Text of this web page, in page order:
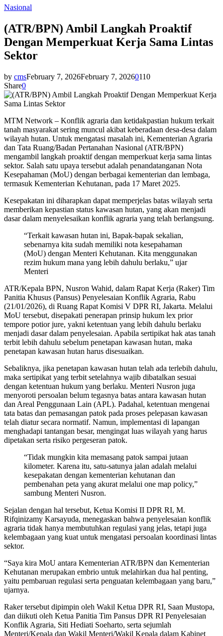
Nasional
(ATR/BPN) Ambil Langkah Proaktif
Dengan Memperkuat Kerja Sama Lintas
Sektor
by cmsFebruary 7, 2026February 7, 20260110
Share0
MTM Network – Konflik agraria dan ketidakpastian hukum terkait
tanah masyarakat sering muncul akibat keberadaan desa-desa dalam
wilayah hutan. Untuk mengatasi masalah ini, Kementerian Agraria
dan Tata Ruang/Badan Pertanahan Nasional (ATR/BPN)
mengambil langkah proaktif dengan memperkuat kerja sama lintas
sektor. Salah satu upaya tersebut adalah penandatanganan Nota
Kesepahaman (MoU) dengan berbagai kementerian dan lembaga,
termasuk Kementerian Kehutanan, pada 17 Maret 2025.
Kesepakatan ini diharapkan dapat memperjelas batas wilayah serta
memberikan kepastian status kawasan hutan, yang akan menjadi
dasar dalam menyelesaikan konflik agraria yang telah berlangsung.
“Terkait kawasan hutan ini, Bapak-bapak sekalian,
sebenarnya kita sudah memiliki nota kesepahaman
(MoU) dengan Menteri Kehutanan. Kita menggunakan
rezim hukum mana yang lebih dahulu berlaku,” ujar
Menteri
ATR/Kepala BPN, Nusron Wahid, dalam Rapat Kerja (Raker) Tim
Panitia Khusus (Pansus) Penyelesaian Konflik Agraria, Rabu
(21/01/2026), di Ruang Rapat Komisi V DPR RI, Jakarta. Melalui
MoU tersebut, disepakati penerapan prinsip hukum lex prior
tempore potior jure, yakni ketentuan yang lebih dahulu berlaku
menjadi dasar dalam penyelesaian. Apabila sertipikat hak atas tanah
terbit lebih dahulu sebelum penetapan kawasan hutan, maka
penetapan kawasan hutan harus disesuaikan.
Sebaliknya, jika penetapan kawasan hutan telah ada terlebih dahulu,
maka sertipikat yang terbit setelahnya wajib dibatalkan sesuai
dengan ketentuan hukum yang berlaku. Menteri Nusron juga
menyoroti persoalan belum tegasnya batas antara kawasan hutan
dan Areal Penggunaan Lain (APL). Padahal, ketentuan mengenai
tata batas dan pemasangan patok pada proses pelepasan kawasan
telah diatur secara normatif. Namun, implementasi di lapangan
menghadapi tantangan besar, mengingat luas wilayah yang harus
dipetakan serta risiko pergeseran patok.
“Tidak mungkin kita memasang patok sampai jutaan
kilometer. Karena itu, satu-satunya jalan adalah melalui
kesepakatan dengan kementerian kehutanan dan
pembenahan peta yang akurat melalui one map policy,”
sambung Menteri Nusron.
Sejalan dengan hal tersebut, Ketua Komisi II DPR RI, M.
Rifqinizamy Karsayuda, menegaskan bahwa penyelesaian konflik
agraria tidak hanya membutuhkan regulasi yang jelas, tetapi juga
kelembagaan yang kuat untuk mengatasi persoalan koordinasi lintas
sektor.
“Saya kira MoU antara Kementerian ATR/BPN dan Kementerian
Kehutanan merupakan embrio untuk melahirkan dua hal penting,
yaitu pembaruan regulasi serta penguatan kelembagaan yang baru,”
ujarnya.
Raker tersebut dipimpin oleh Wakil Ketua DPR RI, Saan Mustopa,
dan diikuti oleh Ketua Panitia Tim Pansus DPR RI Penyelesaian
Konflik Agraria, Siti Hediati Soeharto, serta sejumlah
Menteri/Kepala dan Wakil Menteri/Wakil Kepala dalam Kabinet